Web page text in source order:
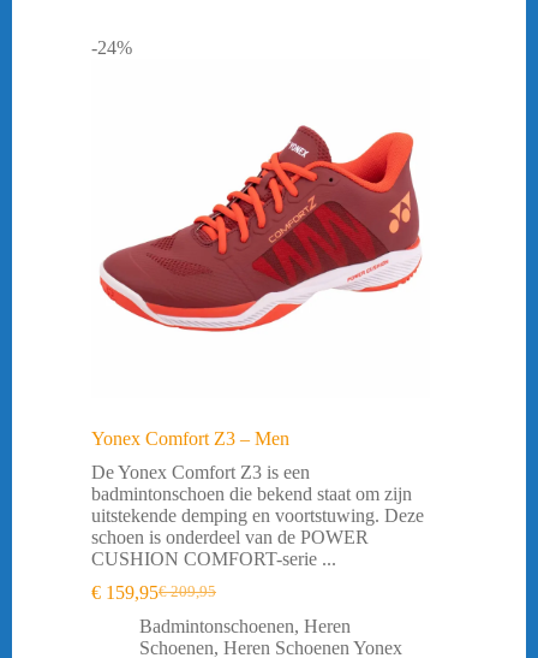
-24%
Yonex Comfort Z3 – Men
De Yonex Comfort Z3 is een
badmintonschoen die bekend staat om zijn
uitstekende demping en voortstuwing. Deze
schoen is onderdeel van de POWER
CUSHION COMFORT-serie ...
€209,95
Oorspronkelijke
prijs
was:
€ 159,95Huidige
prijs
is:
Badmintonschoenen, Heren
Schoenen, Heren Schoenen Yonex